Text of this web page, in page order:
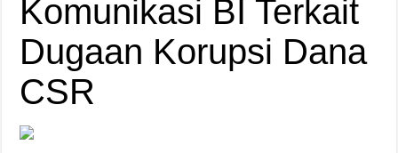
Komunikasi BI Terkait
Dugaan Korupsi Dana
CSR